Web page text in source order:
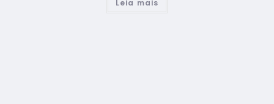
Leia mais